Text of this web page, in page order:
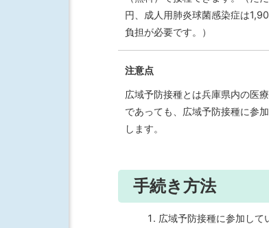
円、成人用肺炎球菌感染症は
負担が必要です。）
注意点
広域予防接種とは兵庫県内の医
であっても、広域予防接種に参
します。
手続き方法
広域予防接種に参加して